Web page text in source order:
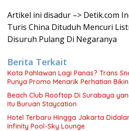
Artikel ini disadur –> Detik.com
Turis China Dituduh Mencuri
Disuruh Pulang Di Negaranya
Berita Terkait
Kota Pahlawan Lagi Panas? Trans
Punya Promo Menarik Perhatian
Beach Club Rooftop Di Surabaya
Itu Buruan Staycation
Hotel Terbaru Hingga Jakarta
Infinity Pool-Sky Lounge